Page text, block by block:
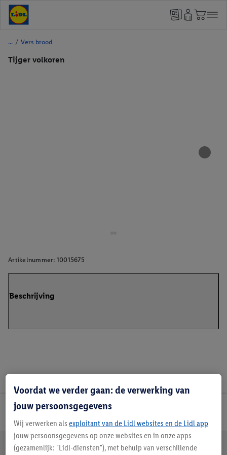
/ Vers brood
Tijger volkoren
Artikelnummer: 10015675
Beschrijving
Lidl Nieuwsbrief
Jouw voordelen bij ons als Lidl webshop klant
Voordat we verder gaan: de verwerking van
jouw persoonsgegevens
Wij verwerken als exploitant van de Lidl websites en de Lidl app
jouw persoonsgegevens op onze websites en in onze apps
(gezamenlijk: "Lidl-diensten"), met behulp van verschillende